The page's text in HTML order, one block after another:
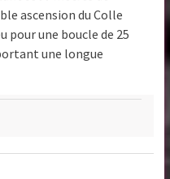
ascension du Colle
pour une boucle de 25
une longue